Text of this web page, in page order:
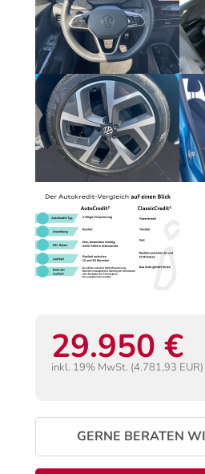
29.950 €
inkl. 19% MwSt. (4.781,93 EUR)
GERNE BERATEN